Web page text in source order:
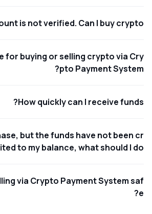
is not verified. Can I buy crypto?
for buying or selling crypto via Cry
pto Payment System?
How quickly can I receive funds?
but the funds have not been cr
to my balance, what should I do?
via Crypto Payment System saf
e?